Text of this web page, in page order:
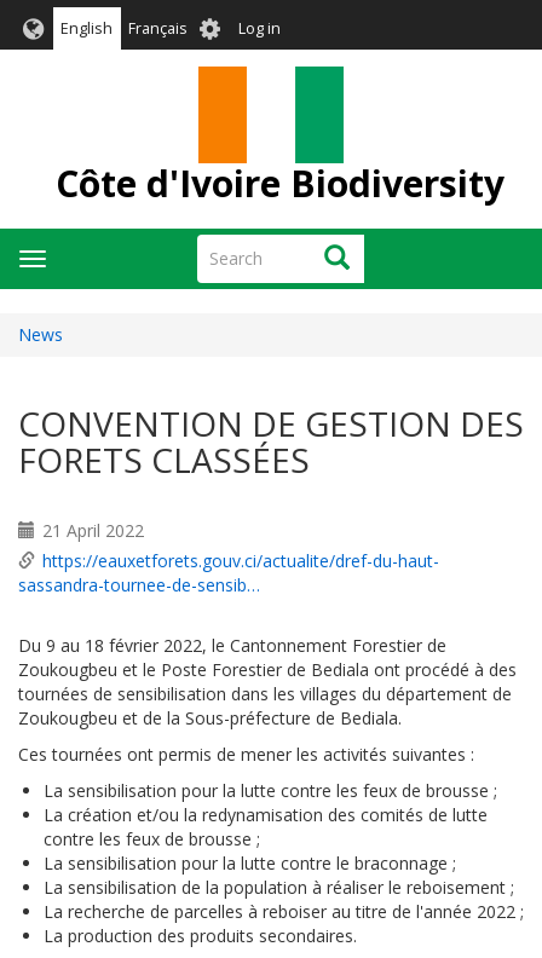
English Français User
account
Log in
Côte d'Ivoire Biodiversity
Search Search
Toggle
navigation
News
CONVENTION DE GESTION DES
FORETS CLASSÉES
21 April 2022
https://eauxetforets.gouv.ci/actualite/dref-du-haut-
sassandra-tournee-de-sensib…
Du 9 au 18 février 2022, le Cantonnement Forestier de
Zoukougbeu et le Poste Forestier de Bediala ont procédé à des
tournées de sensibilisation dans les villages du département de
Zoukougbeu et de la Sous-préfecture de Bediala.
Ces tournées ont permis de mener les activités suivantes :
La sensibilisation pour la lutte contre les feux de brousse ;
La création et/ou la redynamisation des comités de lutte
contre les feux de brousse ;
La sensibilisation pour la lutte contre le braconnage ;
La sensibilisation de la population à réaliser le reboisement ;
La recherche de parcelles à reboiser au titre de l'année 2022 ;
La production des produits secondaires.